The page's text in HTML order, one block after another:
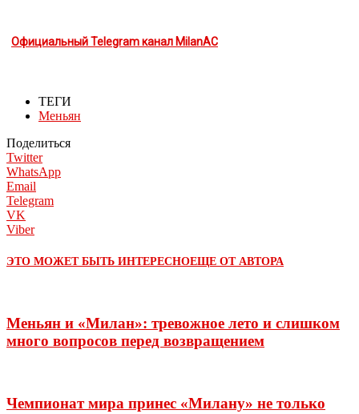
Официальный Telegram канал MilanAC
ТЕГИ
Меньян
Поделиться
Twitter
WhatsApp
Email
Telegram
VK
Viber
ЭТО МОЖЕТ БЫТЬ ИНТЕРЕСНОЕЩЕ ОТ АВТОРА
Меньян и «Милан»: тревожное лето и слишком
много вопросов перед возвращением
Чемпионат мира принес «Милану» не только